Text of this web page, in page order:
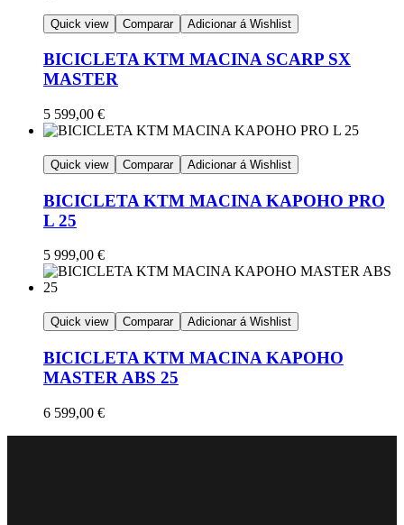
Quick view Comparar Adicionar á Wishlist
BICICLETA KTM MACINA SCARP SX
MASTER
5 599,00 €
Quick view Comparar Adicionar á Wishlist
BICICLETA KTM MACINA KAPOHO PRO
L 25
5 999,00 €
Quick view Comparar Adicionar á Wishlist
BICICLETA KTM MACINA KAPOHO
MASTER ABS 25
6 599,00 €